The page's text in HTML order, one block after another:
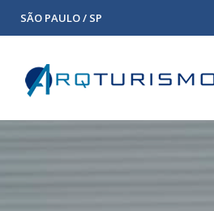
SÃO PAULO / SP